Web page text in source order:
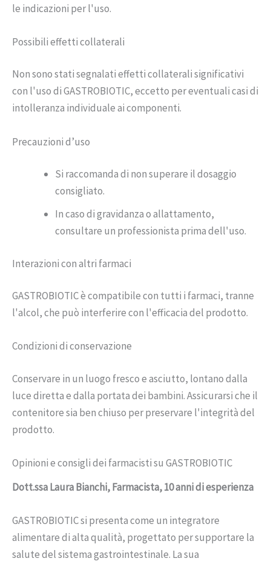
le indicazioni per l'uso.
Possibili effetti collaterali
Non sono stati segnalati effetti collaterali significativi
con l'uso di GASTROBIOTIC, eccetto per eventuali casi di
intolleranza individuale ai componenti.
Precauzioni d’uso
Si raccomanda di non superare il dosaggio
consigliato.
In caso di gravidanza o allattamento,
consultare un professionista prima dell'uso.
Interazioni con altri farmaci
GASTROBIOTIC è compatibile con tutti i farmaci, tranne
l'alcol, che può interferire con l'efficacia del prodotto.
Condizioni di conservazione
Conservare in un luogo fresco e asciutto, lontano dalla
luce diretta e dalla portata dei bambini. Assicurarsi che il
contenitore sia ben chiuso per preservare l'integrità del
prodotto.
Opinioni e consigli dei farmacisti su GASTROBIOTIC
Dott.ssa Laura Bianchi, Farmacista, 10 anni di esperienza
GASTROBIOTIC si presenta come un integratore
alimentare di alta qualità, progettato per supportare la
salute del sistema gastrointestinale. La sua